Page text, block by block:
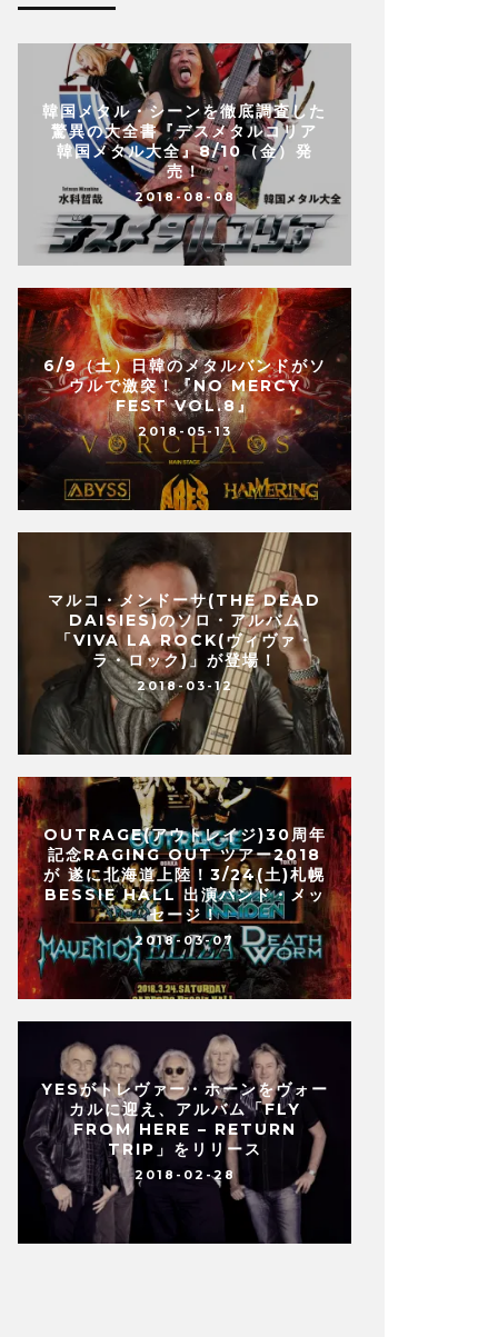
韓国メタル・シーンを徹底調査した
驚異の大全書『デスメタルコリア
韓国メタル大全』8/10（金）発
売！
2018-08-08
6/9（土）日韓のメタルバンドがソ
ウルで激突！『NO MERCY
FEST VOL.8』
2018-05-13
マルコ・メンドーサ(THE DEAD
DAISIES)のソロ・アルバム
「VIVA LA ROCK(ヴィヴァ・
ラ・ロック)」が登場！
2018-03-12
OUTRAGE(アウトレイジ)30周年
記念RAGING OUT ツアー2018
が 遂に北海道上陸！3/24(土)札幌
BESSIE HALL 出演バンド・メッ
セージ！
2018-03-07
YESがトレヴァー・ホーンをヴォー
カルに迎え、アルバム「FLY
FROM HERE – RETURN
TRIP」をリリース
2018-02-28